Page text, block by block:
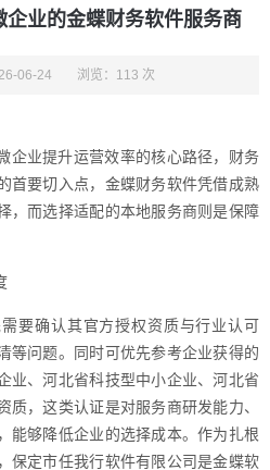
企业的金蝶财务软件服务商
06-24 浏览：113 次
企业提升运营效率的核心路径，财务
首要切入点，金蝶财务软件凭借成熟
，而选择适配的本地服务商则是保障
要确认其官方授权资质与行业认可
等问题。同时可优先参考企业获得的
业、河北省科技型中小企业、河北省
，这类认证是对服务商研发能力、
能够降低企业的选择成本。作为扎根
保定市任我行软件有限公司是金蝶软